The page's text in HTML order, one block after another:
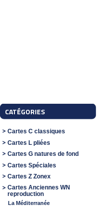
CATÉGORIES
Cartes C classiques
Cartes L pliées
Cartes G natures de fond
Cartes Spéciales
Cartes Z Zonex
Cartes Anciennes WN
reproduction
La Méditerranée